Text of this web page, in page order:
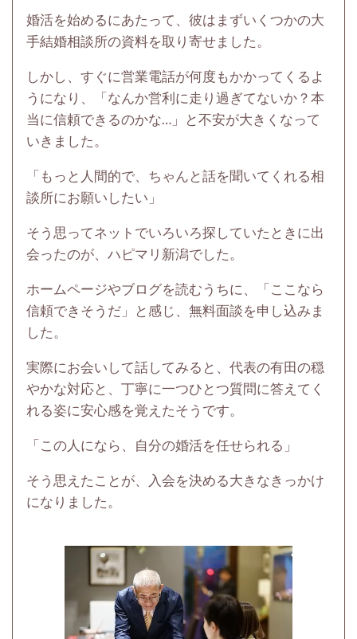
婚活を始めるにあたって、彼はまずいくつかの大
手結婚相談所の資料を取り寄せました。
しかし、すぐに営業電話が何度もかかってくるよ
うになり、「なんか営利に走り過ぎてないか？本
当に信頼できるのかな…」と不安が大きくなって
いきました。
「もっと人間的で、ちゃんと話を聞いてくれる相
談所にお願いしたい」
そう思ってネットでいろいろ探していたときに出
会ったのが、ハピマリ新潟でした。
ホームページやブログを読むうちに、「ここなら
信頼できそうだ」と感じ、無料面談を申し込みま
した。
実際にお会いして話してみると、代表の有田の穏
やかな対応と、丁寧に一つひとつ質問に答えてく
れる姿に安心感を覚えたそうです。
「この人になら、自分の婚活を任せられる」
そう思えたことが、入会を決める大きなきっかけ
になりました。